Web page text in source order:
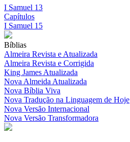
I Samuel 13
Capítulos
I Samuel 15
Bíblias
Almeira Revista e Atualizada
Almeira Revista e Corrigida
King James Atualizada
Nova Almeida Atualizada
Nova Bíblia Viva
Nova Tradução na Linguagem de Hoje
Nova Versão Internacional
Nova Versão Transformadora